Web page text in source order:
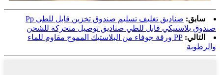
سابق:
صناديق تغليف تسليم صندوق تخزين قابل للطي Pp
صندوق بلاستيكي قابل للطي صناديق توصيل متحركة للشحن
التالي:
PP ورقة جوفاء من البلاستيك المموج مقاوم للماء
والرطوبة